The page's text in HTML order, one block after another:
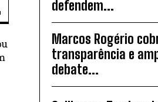
defendem...
Marcos Rogério
transparência e
debate...